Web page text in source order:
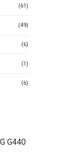
(61)
(49)
(6)
(1)
(6)
G440